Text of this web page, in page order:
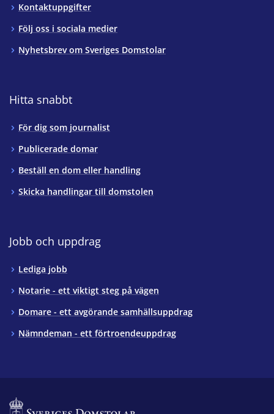
Kontaktuppgifter
Följ oss i sociala medier
Nyhetsbrev om Sveriges Domstolar
Hitta snabbt
För dig som journalist
Publicerade domar
Beställ en dom eller handling
Skicka handlingar till domstolen
Jobb och uppdrag
Lediga jobb
Notarie - ett viktigt steg på vägen
Domare - ett avgörande samhällsuppdrag
Nämndeman - ett förtroendeuppdrag